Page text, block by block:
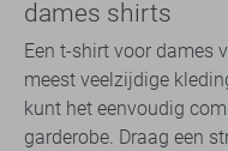
dames shirts
Een t-shirt voor dames
meest veelzijdige
kunt het eenvoudig
garderobe. Draag een